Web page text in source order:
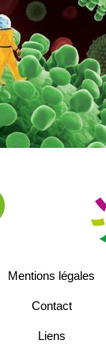
Mentions légales
Contact
Liens